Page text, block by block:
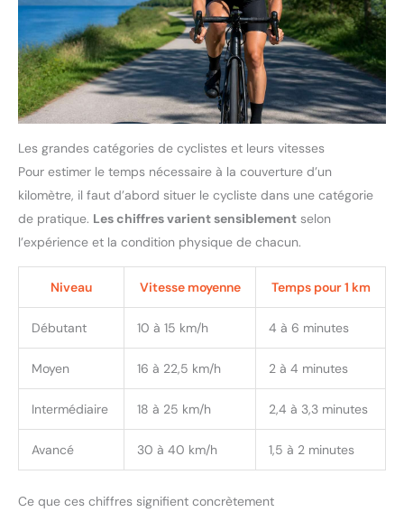
Les grandes catégories de cyclistes et leurs vitesses
Pour estimer le temps nécessaire à la couverture d’un
kilomètre, il faut d’abord situer le cycliste dans une catégorie
de pratique. Les chiffres varient sensiblement selon
l’expérience et la condition physique de chacun.
Niveau Vitesse moyenne Temps pour 1 km
Débutant 10 à 15 km/h 4 à 6 minutes
Moyen 16 à 22,5 km/h 2 à 4 minutes
Intermédiaire 18 à 25 km/h 2,4 à 3,3 minutes
Avancé 30 à 40 km/h 1,5 à 2 minutes
Ce que ces chiffres signifient concrètement